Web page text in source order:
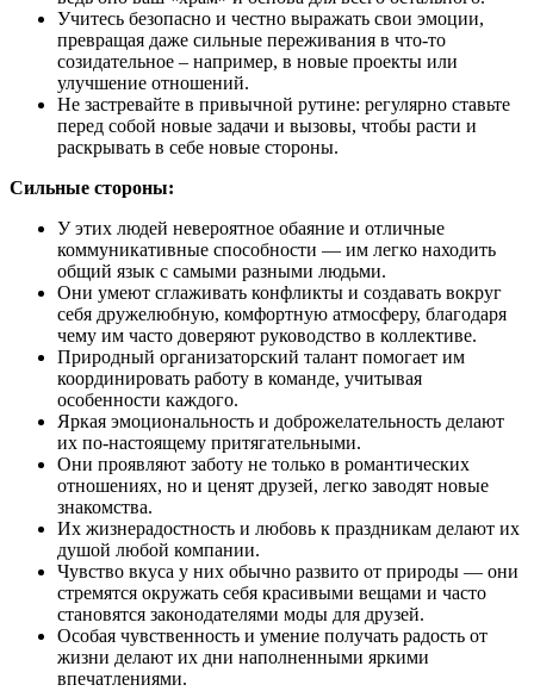
Учитесь безопасно и честно выражать свои эмоции,
превращая даже сильные переживания в что-то
созидательное – например, в новые проекты или
улучшение отношений.
Не застревайте в привычной рутине: регулярно ставьте
перед собой новые задачи и вызовы, чтобы расти и
раскрывать в себе новые стороны.
Сильные стороны:
У этих людей невероятное обаяние и отличные
коммуникативные способности — им легко находить
общий язык с самыми разными людьми.
Они умеют сглаживать конфликты и создавать вокруг
себя дружелюбную, комфортную атмосферу, благодаря
чему им часто доверяют руководство в коллективе.
Природный организаторский талант помогает им
координировать работу в команде, учитывая
особенности каждого.
Яркая эмоциональность и доброжелательность делают
их по-настоящему притягательными.
Они проявляют заботу не только в романтических
отношениях, но и ценят друзей, легко заводят новые
знакомства.
Их жизнерадостность и любовь к праздникам делают их
душой любой компании.
Чувство вкуса у них обычно развито от природы — они
стремятся окружать себя красивыми вещами и часто
становятся законодателями моды для друзей.
Особая чувственность и умение получать радость от
жизни делают их дни наполненными яркими
впечатлениями.